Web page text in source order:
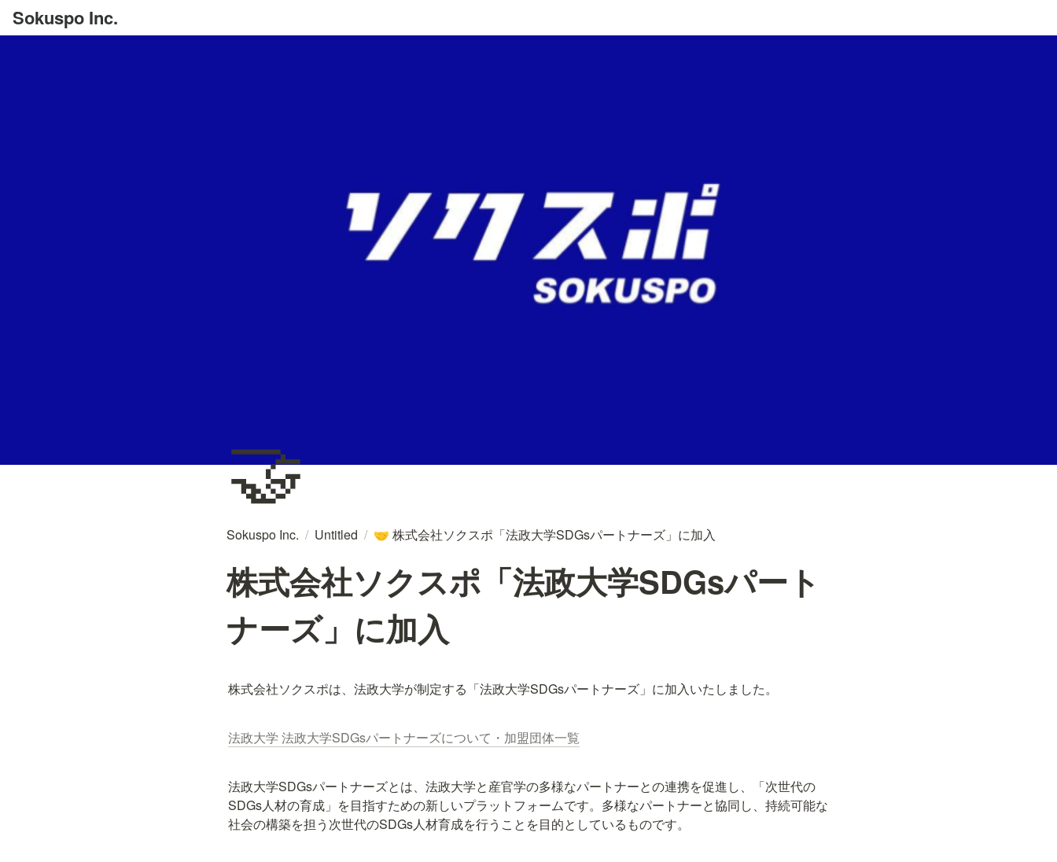
Sokuspo Inc.
🤝
Sokuspo Inc. / Untitled / 🤝 株式会社ソクスポ「法政大学SDGsパートナーズ」に加入
株式会社ソクスポ「法政大学SDGsパート
ナーズ」に加入
株式会社ソクスポは、法政大学が制定する「法政大学SDGsパートナーズ」に加入いたしました。
法政大学 法政大学SDGsパートナーズについて・加盟団体一覧
法政大学SDGsパートナーズとは、法政大学と産官学の多様なパートナーとの連携を促進し、「次世代の
SDGs人材の育成」を目指すための新しいプラットフォームです。多様なパートナーと協同し、持続可能な
社会の構築を担う次世代のSDGs人材育成を行うことを目的としているものです。